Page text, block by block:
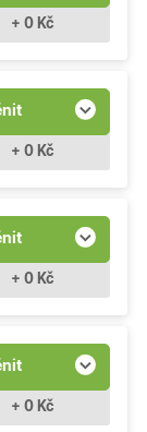
+ 0 Kč
+ 0 Kč
+ 0 Kč
+ 0 Kč